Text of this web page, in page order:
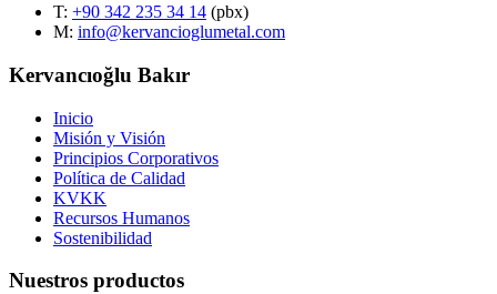
T: +90 342 235 34 14 (pbx)
M: info@kervancioglumetal.com
Kervancıoğlu Bakır
Inicio
Misión y Visión
Principios Corporativos
Política de Calidad
KVKK
Recursos Humanos
Sostenibilidad
Nuestros productos